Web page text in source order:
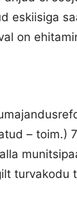
eskiisiga
on
– toim.)
turvakodu